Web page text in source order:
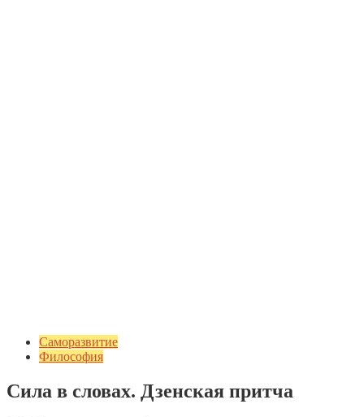
Саморазвитие
Философия
Сила в словах. Дзенская притча